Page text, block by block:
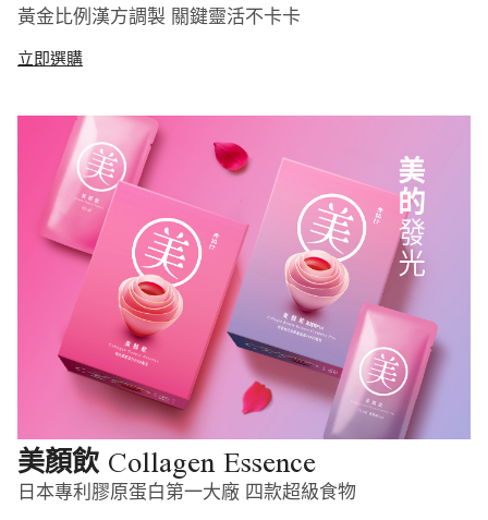
黃金比例漢方調製 關鍵靈活不卡卡
立即選購
美顏飲 Collagen Essence
日本專利膠原蛋白第一大廠 四款超級食物